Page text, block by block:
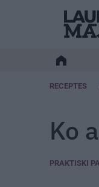
RECEPTES
Ko
PRAKTISKI